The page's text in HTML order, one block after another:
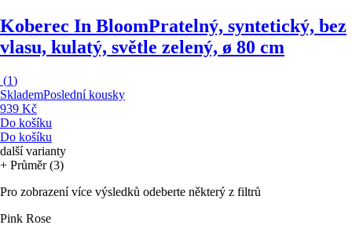
Koberec In BloomPratelný, syntetický, bez
vlasu, kulatý, světle zelený, ø 80 cm
(1)
SklademPoslední kousky
939 Kč
Do košíku
Do košíku
další varianty
+ Průměr (3)
Pro zobrazení více výsledků odeberte některý z filtrů
Pink Rose